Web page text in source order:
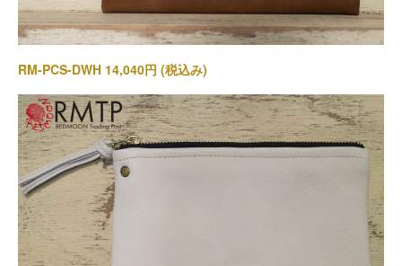
RM-PCS-DWH 14,040円 (税込み)